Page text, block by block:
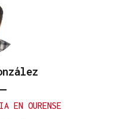
EN OURENSE